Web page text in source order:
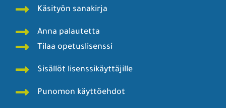
Käsityön sanakirja
Anna palautetta
Tilaa opetuslisenssi
Sisällöt lisenssikäyttäjille
Punomon käyttöehdot